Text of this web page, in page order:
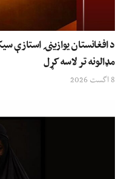
د افغانستان یوازینۍ استازې
مډالونه تر لاسه کړل
8 اگست 2026